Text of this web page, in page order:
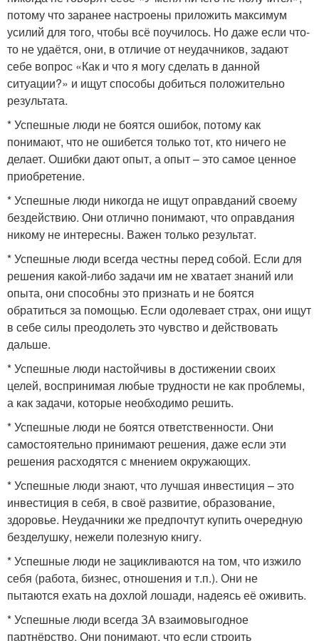
потому что заранее настроены приложить максимум
усилий для того, чтобы всё поучилось. Но даже если что-
то не удаётся, они, в отличие от неудачников, задают
себе вопрос «Как и что я могу сделать в данной
ситуации?» и ищут способы добиться положительно
результата.
* Успешные люди не боятся ошибок, потому как
понимают, что не ошибется только тот, кто ничего не
делает. Ошибки дают опыт, а опыт – это самое ценное
приобретение.
* Успешные люди никогда не ищут оправданий своему
бездействию. Они отлично понимают, что оправдания
никому не интересны. Важен только результат.
* Успешные люди всегда честны перед собой. Если для
решения какой-либо задачи им не хватает знаний или
опыта, они способны это признать и не боятся
обратиться за помощью. Если одолевает страх, они ищут
в себе силы преодолеть это чувство и действовать
дальше.
* Успешные люди настойчивы в достижении своих
целей, воспринимая любые трудности не как проблемы,
а как задачи, которые необходимо решить.
* Успешные люди не боятся ответственности. Они
самостоятельно принимают решения, даже если эти
решения расходятся с мнением окружающих.
* Успешные люди знают, что лучшая инвестиция – это
инвестиция в себя, в своё развитие, образование,
здоровье. Неудачники же предпочтут купить очередную
безделушку, нежели полезную книгу.
* Успешные люди не зацикливаются на том, что изжило
себя (работа, бизнес, отношения и т.п.). Они не
пытаются ехать на дохлой лошади, надеясь её оживить.
* Успешные люди всегда ЗА взаимовыгодное
партнёрство. Они понимают, что если строить